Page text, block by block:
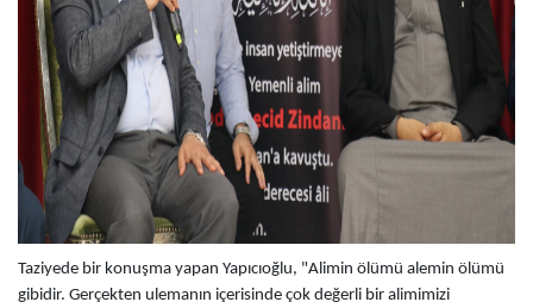
Taziyede bir konuşma yapan Yapıcıoğlu, "Alimin ölümü alemin ölümü
gibidir. Gerçekten ulemanın içerisinde çok değerli bir alimimizi